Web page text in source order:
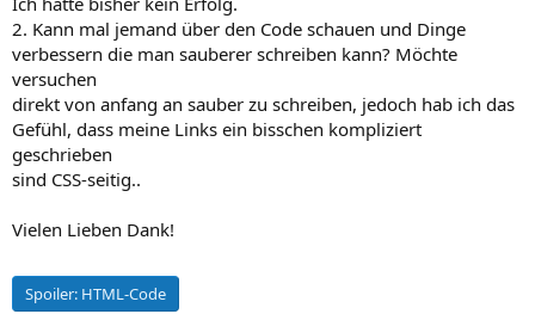
2. Kann mal jemand über den Code schauen und Dinge
verbessern die man sauberer schreiben kann? Möchte
versuchen
direkt von anfang an sauber zu schreiben, jedoch hab ich das
Gefühl, dass meine Links ein bisschen kompliziert
geschrieben
sind CSS-seitig..
Vielen Lieben Dank!
Spoiler: HTML-Code